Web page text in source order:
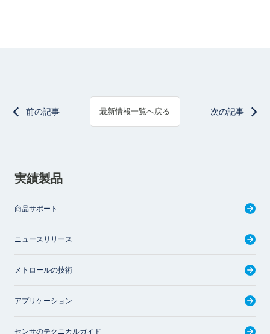
前の記事 最新情報一覧へ戻る 次の記事
実績製品
商品サポート
ニュースリリース
メトロールの技術
アプリケーション
センサのテクニカルガイド